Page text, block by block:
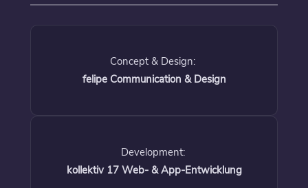
Concept & Design:
felipe Communication & Design
Development:
kollektiv 17 Web- & App-Entwicklung